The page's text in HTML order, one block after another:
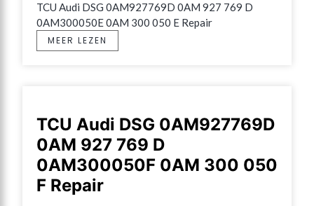
TCU Audi DSG 0AM927769D 0AM 927 769 D
0AM300050E 0AM 300 050 E Repair
MEER LEZEN
TCU Audi DSG 0AM927769D
0AM 927 769 D
0AM300050F 0AM 300 050
F Repair